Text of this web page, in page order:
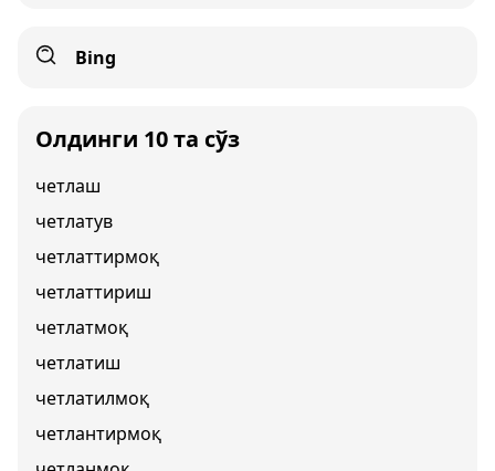
Bing
Олдинги 10 та сўз
четлаш
четлатув
четлаттирмоқ
четлаттириш
четлатмоқ
четлатиш
четлатилмоқ
четлантирмоқ